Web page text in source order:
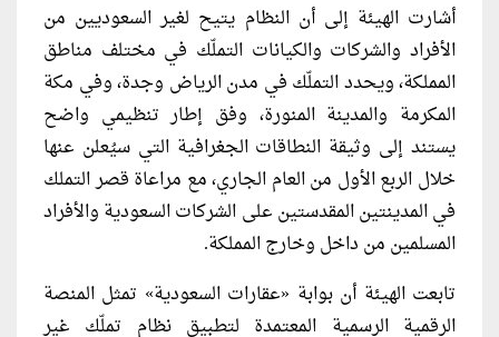
أشارت الهيئة إلى أن النظام يتيح لغير السعوديين من
الأفراد والشركات والكيانات التملّك في مختلف مناطق
المملكة، ويحدد التملّك في مدن الرياض وجدة، وفي مكة
المكرمة والمدينة المنورة، وفق إطار تنظيمي واضح
يستند إلى وثيقة النطاقات الجغرافية التي سيُعلن عنها
خلال الربع الأول من العام الجاري، مع مراعاة قصر التملك
في المدينتين المقدستين على الشركات السعودية والأفراد
المسلمين من داخل وخارج المملكة.
تابعت الهيئة أن بوابة «عقارات السعودية» تمثل المنصة
الرقمية الرسمية المعتمدة لتطبيق نظام تملّك غير